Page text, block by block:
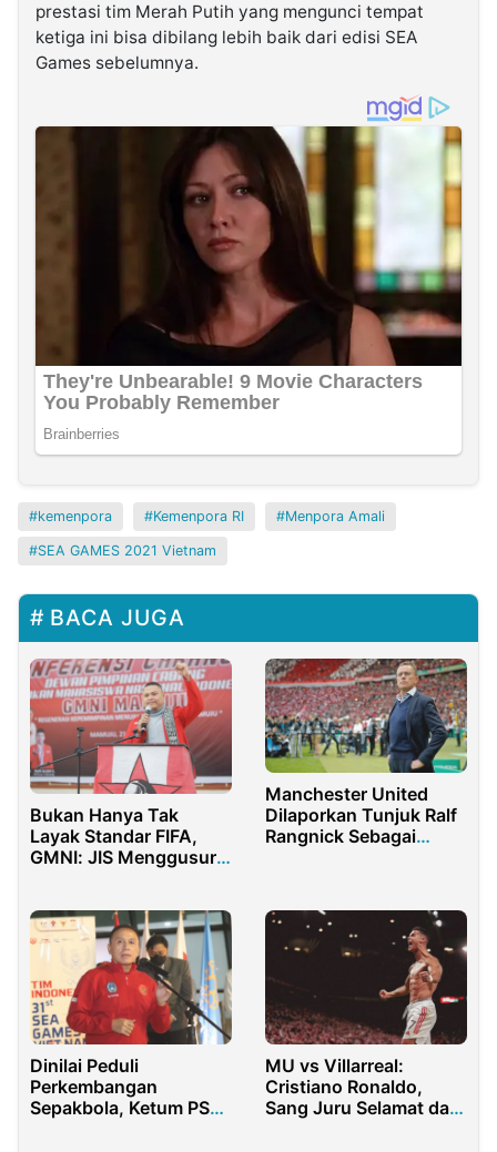
prestasi tim Merah Putih yang mengunci tempat
ketiga ini bisa dibilang lebih baik dari edisi SEA
Games sebelumnya.
kemenpora Kemenpora RI Menpora Amali
SEA GAMES 2021 Vietnam
BACA JUGA
Bukan Hanya Tak
Layak Standar FIFA,
GMNI: JIS Menggusur
Manchester United
Dilaporkan Tunjuk Ralf
Rangnick Sebagai
Dinilai Peduli
Perkembangan
Sepakbola, Ketum PSSI
MU vs Villarreal:
Cristiano Ronaldo,
Sang Juru Selamat dari